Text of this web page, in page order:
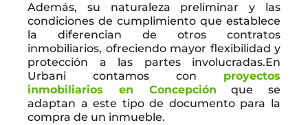
Además, su naturaleza preliminar y las
condiciones de cumplimiento que establece
la diferencian de otros contratos
inmobiliarios, ofreciendo mayor flexibilidad y
protección a las partes involucradas.En
Urbani contamos con proyectos
inmobiliarios en Concepción que se
adaptan a este tipo de documento para la
compra de un inmueble.